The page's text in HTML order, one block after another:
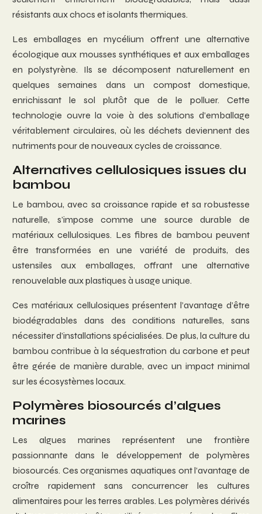
résistants aux chocs et isolants thermiques.
Les emballages en mycélium offrent une alternative
écologique aux mousses synthétiques et aux emballages
en polystyrène. Ils se décomposent naturellement en
quelques semaines dans un compost domestique,
enrichissant le sol plutôt que de le polluer. Cette
technologie ouvre la voie à des solutions d’emballage
véritablement circulaires, où les déchets deviennent des
nutriments pour de nouveaux cycles de croissance.
Alternatives cellulosiques issues du
bambou
Le bambou, avec sa croissance rapide et sa robustesse
naturelle, s’impose comme une source durable de
matériaux cellulosiques. Les fibres de bambou peuvent
être transformées en une variété de produits, des
ustensiles aux emballages, offrant une alternative
renouvelable aux plastiques à usage unique.
Ces matériaux cellulosiques présentent l’avantage d’être
biodégradables dans des conditions naturelles, sans
nécessiter d’installations spécialisées. De plus, la culture du
bambou contribue à la séquestration du carbone et peut
être gérée de manière durable, avec un impact minimal
sur les écosystèmes locaux.
Polymères biosourcés d’algues
marines
Les algues marines représentent une frontière
passionnante dans le développement de polymères
biosourcés. Ces organismes aquatiques ont l’avantage de
croître rapidement sans concurrencer les cultures
alimentaires pour les terres arables. Les polymères dérivés